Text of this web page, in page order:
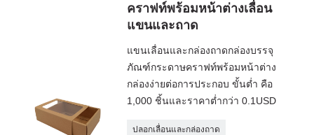
คราฟท์พร้อมหน้าต่างเลื่อน
แขนและถาด
แขนเลื่อนและกล่องถาดกล่องบรรจุ
ภัณฑ์กระดาษคราฟท์พร้อมหน้าต่าง
กล่องง่ายต่อการประกอบ ขั้นต่ำ คือ
1,000 ชิ้นและราคาต่ำกว่า 0.1USD
ปลอกเลื่อนและกล่องถาด